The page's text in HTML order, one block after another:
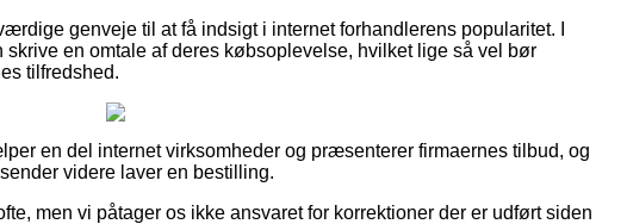
genveje til at få indsigt i internet forhandlerens popularitet. I
en omtale af deres købsoplevelse, hvilket lige så vel bør
tilfredshed.
en del internet virksomheder og præsenterer firmaernes tilbud, og
videre laver en bestilling.
men vi påtager os ikke ansvaret for korrektioner der er udført siden